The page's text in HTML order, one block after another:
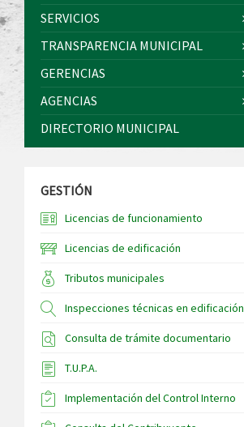
SERVICIOS
TRANSPARENCIA MUNICIPAL
GERENCIAS
AGENCIAS
DIRECTORIO MUNICIPAL
GESTIÓN
Licencias de funcionamiento
Licencias de edificación
Tributos municipales
Inspecciones técnicas en edificación
Consulta de trámite documentario
T.U.P.A.
Implementación del Control Interno